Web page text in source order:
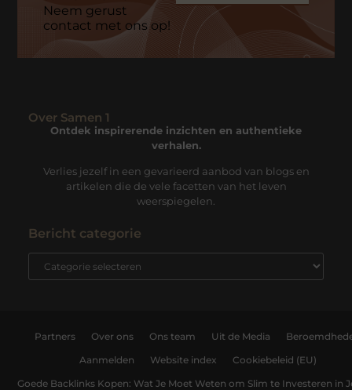
Neem gerust
contact met ons op!
Over Samen 1
Ontdek inspirerende inzichten en authentieke
verhalen.
Verlies jezelf in een gevarieerd aanbod van blogs en
artikelen die de vele facetten van het leven
weerspiegelen.
Bericht categorie
Partners Over ons Ons team Uit de Media
Aanmelden Website index Cookiebeleid (EU)
Goede Backlinks Kopen: Wat Je Moet Weten om Slim te Investeren in